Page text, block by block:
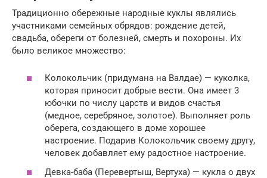
Традиционно обережные народные куклы являлись
участниками семейных обрядов: рождение детей,
свадьба, обереги от болезней, смерть и похороны. Их
было великое множество:
Колокольчик (придумана на Валдае) — куколка,
которая приносит добрые вести. Она имеет 3
юбочки по числу царств и видов счастья
(медное, серебряное, золотое). Выполняет роль
оберега, создающего в доме хорошее
настроение. Подарив Колокольчик своему другу,
человек добавляет ему радостное настроение.
Девка-баба (Перевертыш, Вертуха) — кукла о двух